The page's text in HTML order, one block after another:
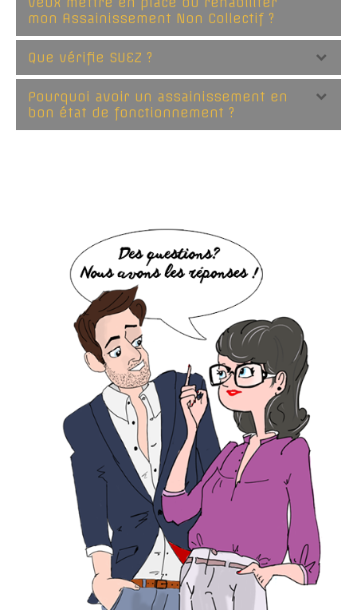
mon Assainissement Non Collectif ?
Que vérifie SUEZ ?
Pourquoi avoir un assainissement en
bon état de fonctionnement ?